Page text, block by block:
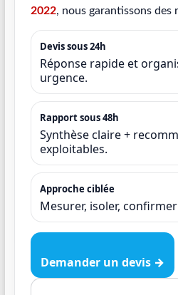
2022, nous garantissons des
Devis sous 24h
Réponse rapide et
urgence.
Rapport sous 48h
Synthèse claire +
exploitables.
Approche ciblée
Mesurer, isoler, confirmer
Demander un devis →